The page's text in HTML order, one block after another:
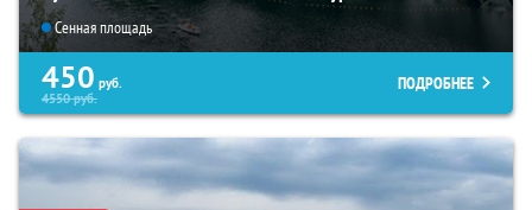
Сенная площадь
450 руб.
4550руб.
ПОДРОБНЕЕ